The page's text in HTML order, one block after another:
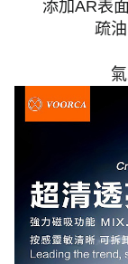
添加AR表
疏